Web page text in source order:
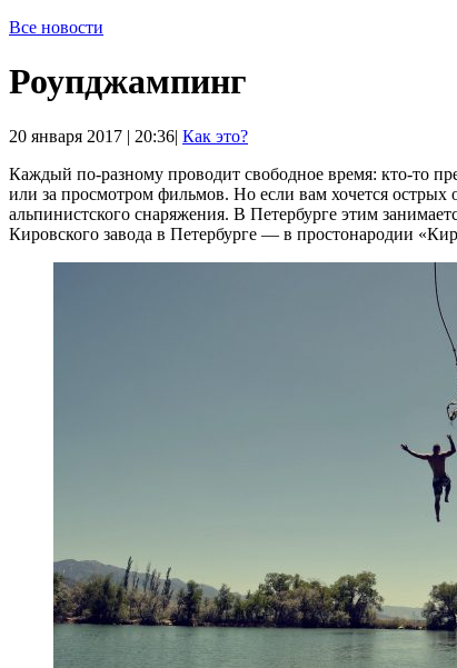
Все новости
Роупджампинг
20 января 2017 | 20:36| Как это?
Каждый по-разному проводит свободное время: кто-то
или за просмотром фильмов. Но если вам хочется
альпинистского снаряжения. В Петербурге этим
Кировского завода в Петербурге — в простонародии